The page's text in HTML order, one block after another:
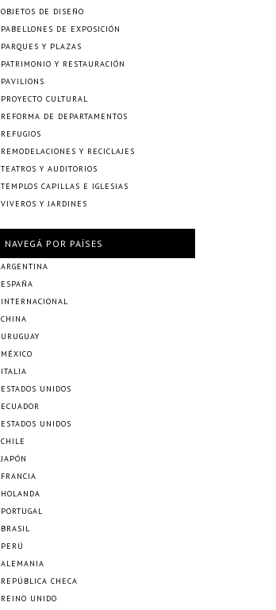
OBJETOS DE DISEÑO
PABELLONES DE EXPOSICIÓN
PARQUES Y PLAZAS
PATRIMONIO Y RESTAURACIÓN
PAVILIONS
PROYECTO CULTURAL
REFORMA DE DEPARTAMENTOS
REFUGIOS
REMODELACIONES Y RECICLAJES
TEATROS Y AUDITORIOS
TEMPLOS CAPILLAS E IGLESIAS
VIVEROS Y JARDINES
NAVEGÁ POR PAÍSES
ARGENTINA
ESPAÑA
INTERNACIONAL
CHINA
URUGUAY
MÉXICO
ITALIA
ESTADOS UNIDOS
ECUADOR
ESTADOS UNIDOS
CHILE
JAPÓN
FRANCIA
HOLANDA
PORTUGAL
BRASIL
PERÚ
ALEMANIA
REPÚBLICA CHECA
REINO UNIDO